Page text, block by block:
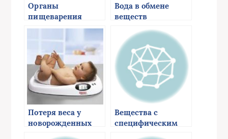
Органы
пищеварения
новорожденных
Вода в обмене
веществ
Потеря веса у
новорожденных
Вещества с
специфическим